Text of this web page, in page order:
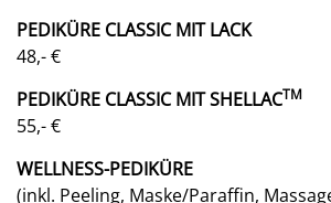
PEDIKÜRE CLASSIC MIT LACK
48,- €
PEDIKÜRE CLASSIC MIT SHELLACTM
55,- €
WELLNESS-PEDIKÜRE
(inkl. Peeling, Maske/Paraffin,